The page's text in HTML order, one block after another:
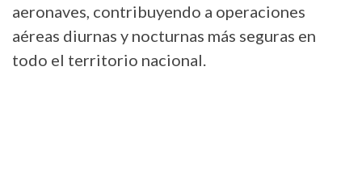
aeronaves, contribuyendo a operaciones
aéreas diurnas y nocturnas más seguras en
todo el territorio nacional.